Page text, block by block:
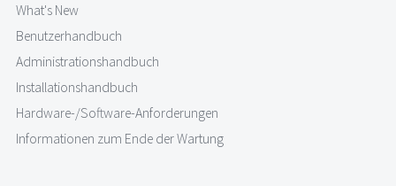
What's New
Benutzerhandbuch
Administrationshandbuch
Installationshandbuch
Hardware-/Software-Anforderungen
Informationen zum Ende der Wartung